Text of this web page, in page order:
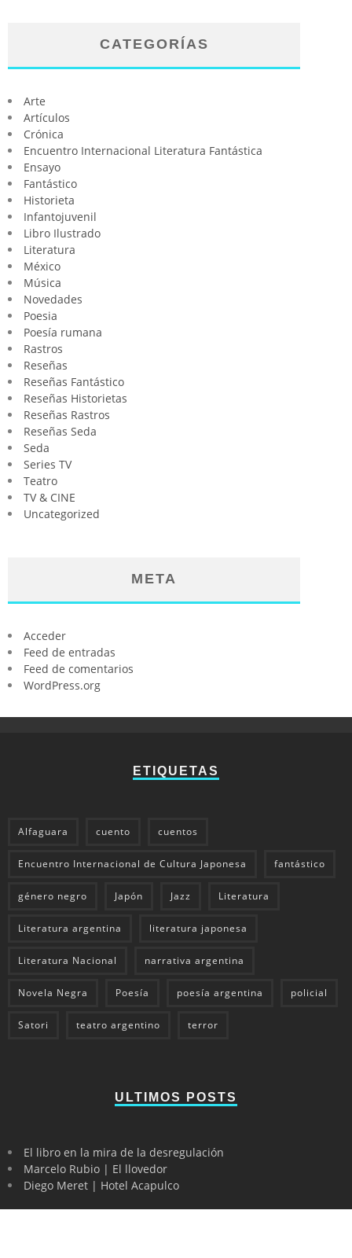
CATEGORÍAS
Arte
Artículos
Crónica
Encuentro Internacional Literatura Fantástica
Ensayo
Fantástico
Historieta
Infantojuvenil
Libro Ilustrado
Literatura
México
Música
Novedades
Poesia
Poesía rumana
Rastros
Reseñas
Reseñas Fantástico
Reseñas Historietas
Reseñas Rastros
Reseñas Seda
Seda
Series TV
Teatro
TV & CINE
Uncategorized
META
Acceder
Feed de entradas
Feed de comentarios
WordPress.org
ETIQUETAS
Alfaguara cuento cuentos
Encuentro Internacional de Cultura Japonesa fantástico
género negro Japón Jazz Literatura
Literatura argentina literatura japonesa
Literatura Nacional narrativa argentina
Novela Negra Poesía poesía argentina policial
Satori teatro argentino terror
ULTIMOS POSTS
El libro en la mira de la desregulación
Marcelo Rubio | El llovedor
Diego Meret | Hotel Acapulco